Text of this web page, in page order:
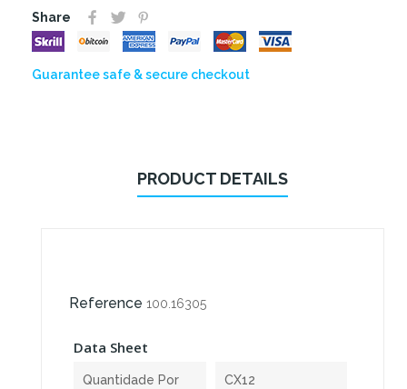
Share
Guarantee safe & secure checkout
PRODUCT DETAILS
Reference 100.16305
Data Sheet
Quantidade Por
CX12